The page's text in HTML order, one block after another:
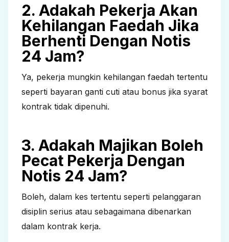
2. Adakah Pekerja Akan
Kehilangan Faedah Jika
Berhenti Dengan Notis
24 Jam?
Ya, pekerja mungkin kehilangan faedah tertentu
seperti bayaran ganti cuti atau bonus jika syarat
kontrak tidak dipenuhi.
3. Adakah Majikan Boleh
Pecat Pekerja Dengan
Notis 24 Jam?
Boleh, dalam kes tertentu seperti pelanggaran
disiplin serius atau sebagaimana dibenarkan
dalam kontrak kerja.